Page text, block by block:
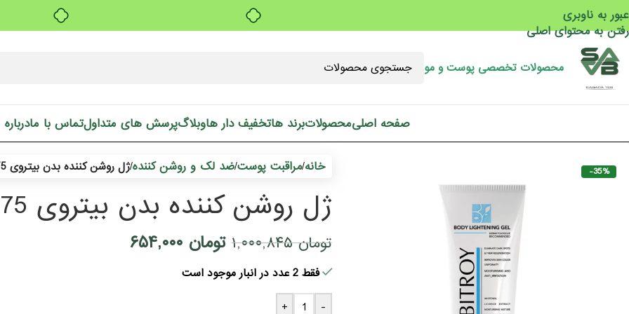
عبور به ناوبری
رفتن به محتوای اصلی
محصولات تخصصی پوست و مو
صفحه اصلیمحصولاتبرند هاتخفیف دار هاوبلاگپرسش های متداولتماس با ما
-35% خانه/مراقبت پوست/ضد لک و روشن کننده/ژل روشن کننده بدن بیتروی 75 میل
ژل روشن کننده بدن بیتروی 75 میل
تومان۱,۰۰۰,۸۴۵ تومان ۶۵۴,۰۰۰
فقط 2 عدد در انبار موجود است
-
+